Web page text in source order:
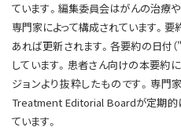
ています。編集委員会はがんの治療
専門家によって構成されています。
あれば更新されます。各要約の日付
しています。患者さん向けの本要約
ジョンより抜粋したものです。専
Treatment Editorial Boardが定期的
ています。